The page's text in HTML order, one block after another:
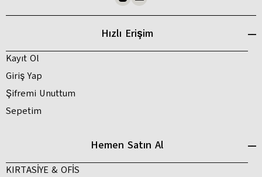
Hızlı Erişim
Kayıt Ol
Giriş Yap
Şifremi Unuttum
Sepetim
Hemen Satın Al
KIRTASİYE & OFİS